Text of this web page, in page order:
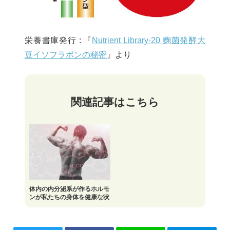
栄養書庫発行 : 『 Nutrient Library-20 麴菌発酵大
豆イソフラボンの秘密 』より
関連記事はこちら
体内の内分泌系が作るホルモ
ンが私たちの身体を健康な状